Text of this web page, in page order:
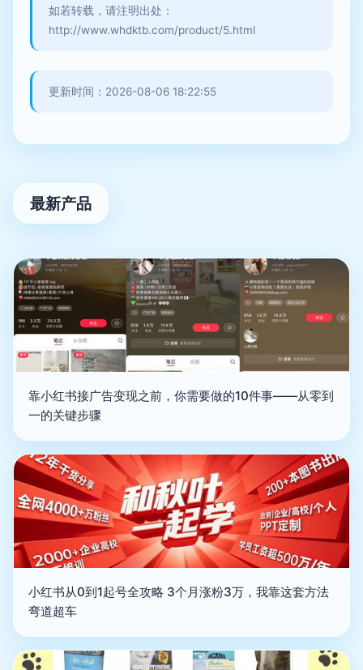
如若转载，请注明出处：
http://www.whdktb.com/product/5.html
更新时间：2026-08-06 18:22:55
最新产品
靠小红书接广告变现之前，你需要做的10件事——从零到
一的关键步骤
小红书从0到1起号全攻略 3个月涨粉3万，我靠这套方法
弯道超车